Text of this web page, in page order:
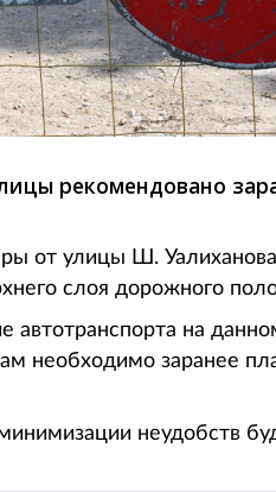
рекомендовано
от улицы Ш.
слоя дорожного
автотранспорта на
необходимо заранее
неудобств